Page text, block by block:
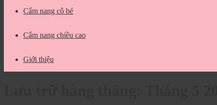
Cẩm nang cô bé
Cẩm nang chiều cao
Giới thiệu